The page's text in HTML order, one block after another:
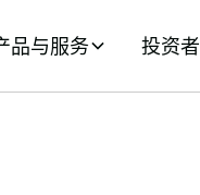
品与服务 投资者